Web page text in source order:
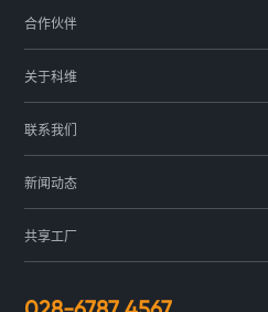
合作伙伴
关于科维
联系我们
新闻动态
共享工厂